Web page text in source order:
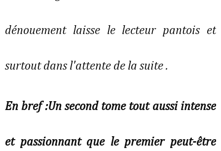
dénouement laisse le lecteur pantois et
surtout dans l'attente de la suite .
En bref :Un second tome tout aussi intense
et passionnant que le premier peut-être